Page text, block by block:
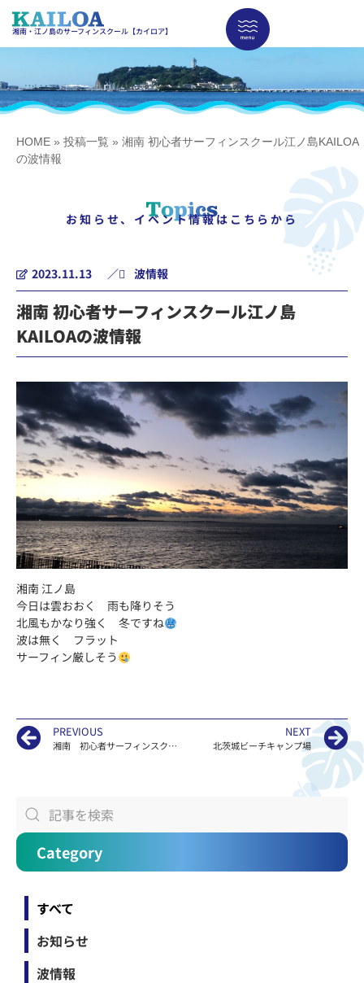
湘南・江ノ島のサーフィンスクール【カイロア】
HOME » 投稿一覧 » 湘南 初心者サーフィンスクール江ノ島KAILOA
の波情報
お知らせ、イベント情報はこちらから
2023.11.13 ／ 波情報
湘南 初心者サーフィンスクール江ノ島
KAILOAの波情報
湘南 江ノ島
今日は雲おおく 雨も降りそう
北風もかなり強く 冬ですね
波は無く フラット
サーフィン厳しそう
PREVIOUS
湘南 初心者サーフィンスクール江ノ島KAILOAの波情報
NEXT
北茨城ビーチキャンプ場
Category
すべて
お知らせ
波情報